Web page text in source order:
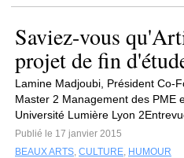
Saviez-vous
projet de fin
Lamine Madjoubi, Président Co-
Master 2 Management des PME
Université Lumière Lyon
Publié le 17 janvier 2015
BEAUX ARTS, CULTURE, HUMOUR